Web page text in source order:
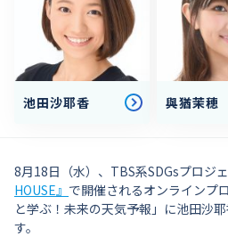
池田沙耶香 與猶茉穂
8月18日（水）、TBS系SDGsプロジ
HOUSE』 で開催されるオンラインプ
と学ぶ！未来の天気予報」に池田沙
す。